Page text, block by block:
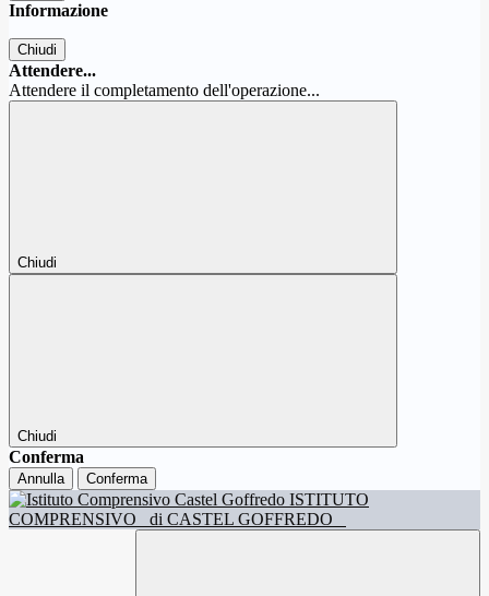
Informazione
Chiudi
Attendere...
Attendere il completamento dell'operazione...
Chiudi
Chiudi
Conferma
Annulla Conferma
ISTITUTO
COMPRENSIVO
di CASTEL GOFFREDO